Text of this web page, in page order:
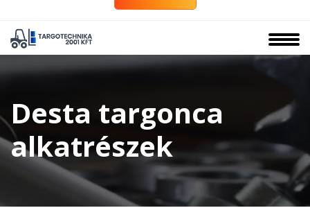
Desta targonca
alkatrészek